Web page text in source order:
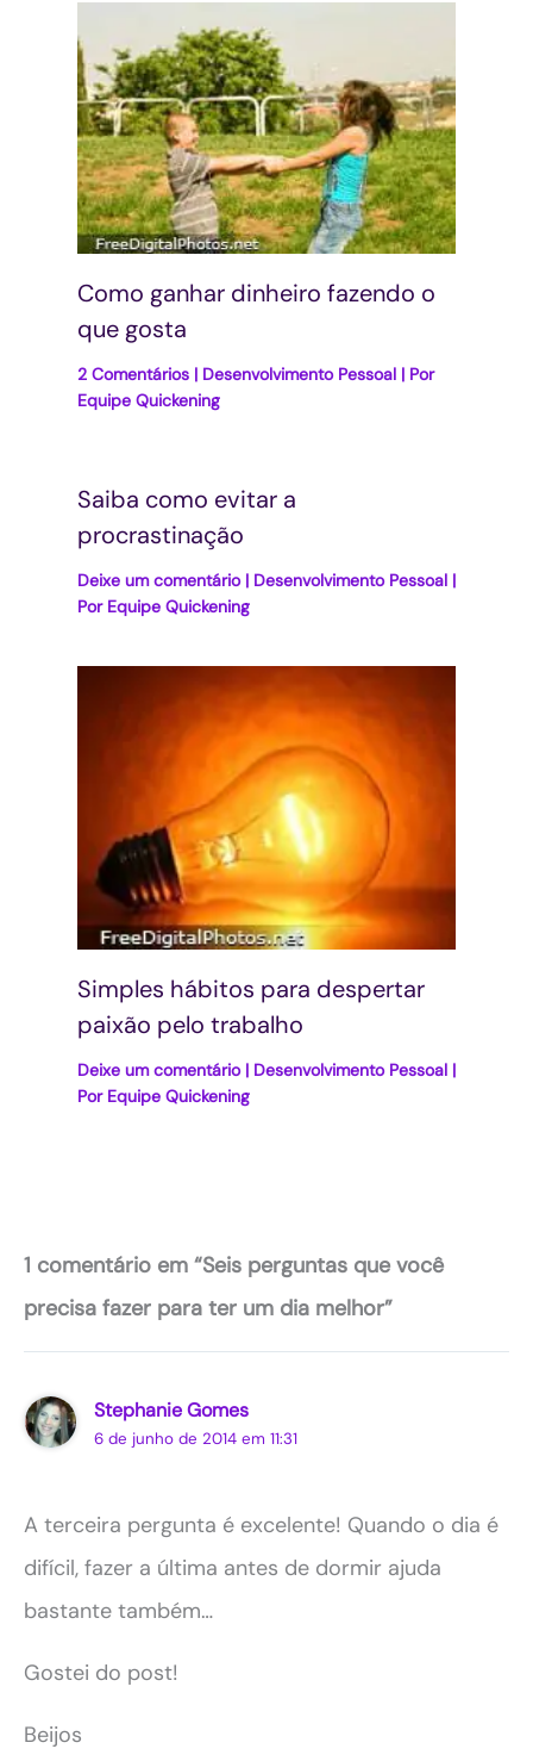
Como ganhar dinheiro fazendo o
que gosta
2 Comentários | Desenvolvimento Pessoal | Por
Equipe Quickening
Saiba como evitar a
procrastinação
Deixe um comentário | Desenvolvimento Pessoal |
Por Equipe Quickening
Simples hábitos para despertar
paixão pelo trabalho
Deixe um comentário | Desenvolvimento Pessoal |
Por Equipe Quickening
1 comentário em “Seis perguntas que você
precisa fazer para ter um dia melhor”
Stephanie Gomes
6 de junho de 2014 em 11:31
A terceira pergunta é excelente! Quando o dia é
difícil, fazer a última antes de dormir ajuda
bastante também…
Gostei do post!
Beijos